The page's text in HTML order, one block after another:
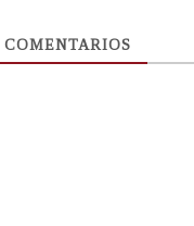
COMENTARIOS